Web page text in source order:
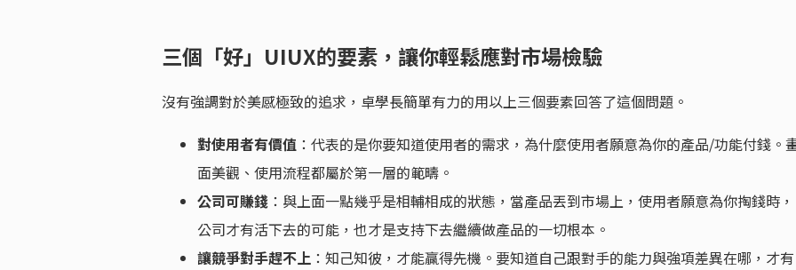
三個「好」UIUX的要素，讓你輕鬆應對市場檢驗
沒有強調對於美感極致的追求，卓學長簡單有力的用以上三個要素回答了這個問題。
對使用者有價值 ：代表的是你要知道使用者的需求，為什麼使用者願意為你的產品/功能付錢。
面美觀、使用流程都屬於第一層的範疇。
公司可賺錢 ：與上面一點幾乎是相輔相成的狀態，當產品丟到市場上，使用者願意為你掏錢時，
公司才有活下去的可能，也才是支持下去繼續做產品的一切根本。
讓競爭對手趕不上 ：知己知彼，才能贏得先機。要知道自己跟對手的能力與強項差異在哪，才有